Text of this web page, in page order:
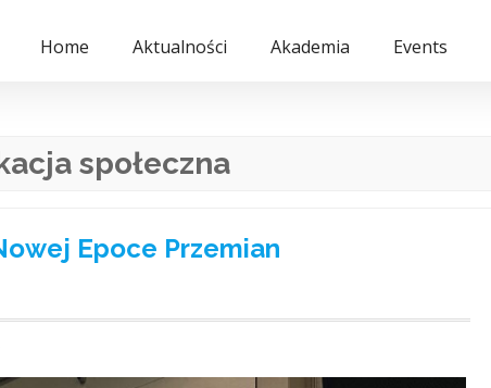
Home Aktualności Akademia Events
społeczna
Epoce Przemian